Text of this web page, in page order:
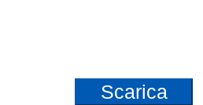
Scarica